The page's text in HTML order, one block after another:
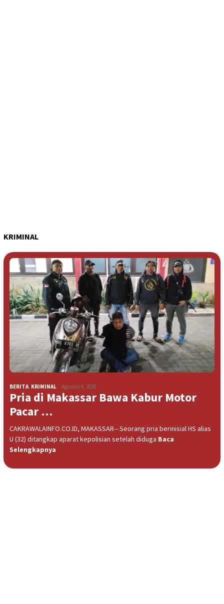
KRIMINAL
BERITA, KRIMINAL Agustus 4, 2026
Pria di Makassar Bawa Kabur Motor
Pacar …
CAKRAWALAINFO.CO.ID, MAKASSAR-- Seorang pria berinisial HS alias
U (32) ditangkap aparat kepolisian setelah diduga Baca
Selengkapnya